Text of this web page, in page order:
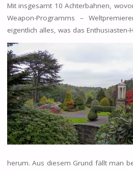
Mit insgesamt 10 Achterbahnen,
Weapon-Programms –
eigentlich alles, was das
herum. Aus diesem Grund fällt man